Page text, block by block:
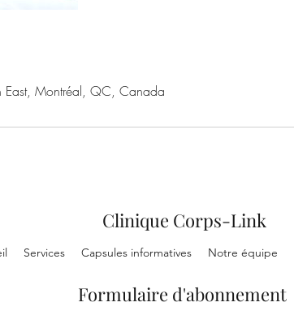
East, Montréal, QC, Canada
Clinique Corps-Link
Formulaire d'abonnement
Services Capsules informatives Notre équipe